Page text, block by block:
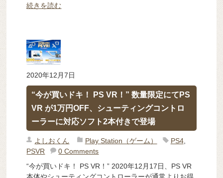
続きを読む
2020年12月7日
“今が買いドキ！ PS VR！” 数量限定にてPS
VR が1万円OFF、シューティングコントロ
ーラーに対応ソフト2本付きで登場
よしおくん Play Station（ゲーム） PS4,
PSVR
0 Comments
“今が買いドキ！ PS VR！” 2020年12月17日、PS VR